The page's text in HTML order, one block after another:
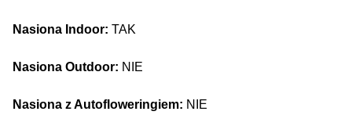
Nasiona Indoor: TAK
Nasiona Outdoor: NIE
Nasiona z Autofloweringiem: NIE